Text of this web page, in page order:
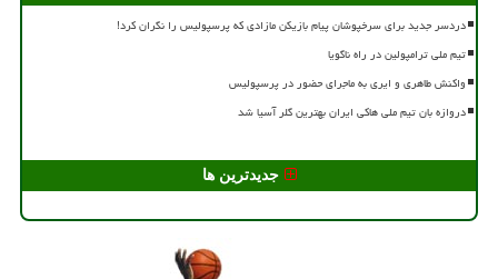
دردسر جدید برای سرخپوشان پیام بازیکن مازادی که پرسپولیس را نگران کرد!
تیم ملی ترامپولین در راه ناگویا
واکنش طاهری و ایری به ماجرای حضور در پرسپولیس
دروازه بان تیم ملی هاکی ایران بهترین گلر آسیا شد
جدیدترین ها